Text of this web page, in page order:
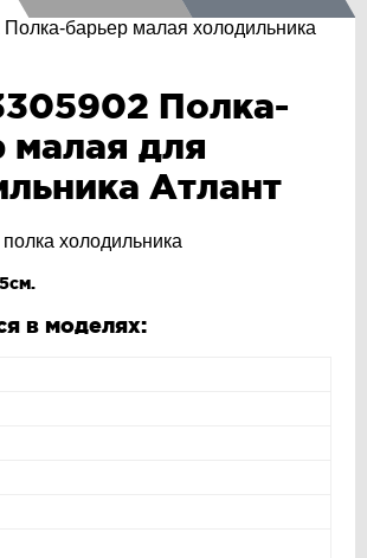
барьер малая холодильника
Полка-
малая для
Атлант
холодильника
в моделях: